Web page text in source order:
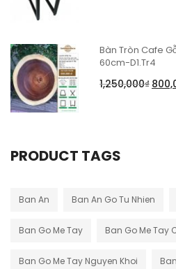
Bàn Tròn Cafe
60cm-D1.Tr4
1,250,000₫
PRODUCT TAGS
Ban An Ban An Go Tu Nhien
Ban Go Me Tay Ban Go Me Tay
Ban Go Me Tay Nguyen Khoi